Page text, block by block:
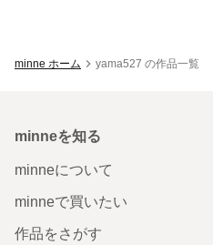
minne ホーム yama527 の作品一覧
minneを知る
minneについて
minneで買いたい
作品をさがす